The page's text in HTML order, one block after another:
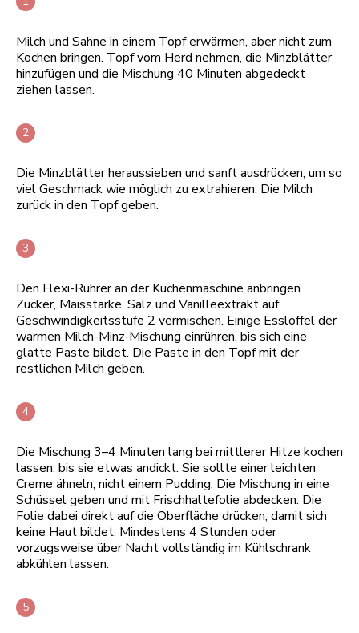
Milch und Sahne in einem Topf erwärmen, aber nicht zum
Kochen bringen. Topf vom Herd nehmen, die Minzblätter
hinzufügen und die Mischung 40 Minuten abgedeckt
ziehen lassen.
Die Minzblätter heraussieben und sanft ausdrücken, um so
viel Geschmack wie möglich zu extrahieren. Die Milch
zurück in den Topf geben.
Den Flexi-Rührer an der Küchenmaschine anbringen.
Zucker, Maisstärke, Salz und Vanilleextrakt auf
Geschwindigkeitsstufe 2 vermischen. Einige Esslöffel der
warmen Milch-Minz-Mischung einrühren, bis sich eine
glatte Paste bildet. Die Paste in den Topf mit der
restlichen Milch geben.
Die Mischung 3–4 Minuten lang bei mittlerer Hitze kochen
lassen, bis sie etwas andickt. Sie sollte einer leichten
Creme ähneln, nicht einem Pudding. Die Mischung in eine
Schüssel geben und mit Frischhaltefolie abdecken. Die
Folie dabei direkt auf die Oberfläche drücken, damit sich
keine Haut bildet. Mindestens 4 Stunden oder
vorzugsweise über Nacht vollständig im Kühlschrank
abkühlen lassen.